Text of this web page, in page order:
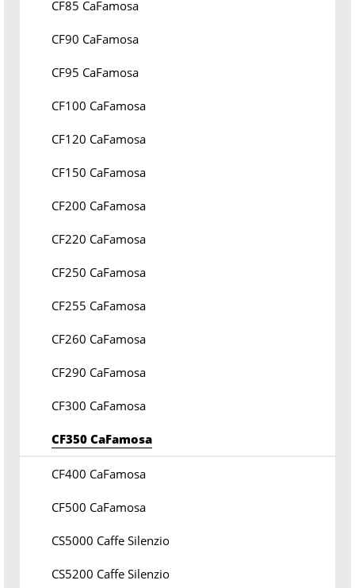
CF85 CaFamosa
CF90 CaFamosa
CF95 CaFamosa
CF100 CaFamosa
CF120 CaFamosa
CF150 CaFamosa
CF200 CaFamosa
CF220 CaFamosa
CF250 CaFamosa
CF255 CaFamosa
CF260 CaFamosa
CF290 CaFamosa
CF300 CaFamosa
CF350 CaFamosa
CF400 CaFamosa
CF500 CaFamosa
CS5000 Caffe Silenzio
CS5200 Caffe Silenzio